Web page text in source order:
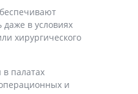
в условиях
хирургического
палатах
и